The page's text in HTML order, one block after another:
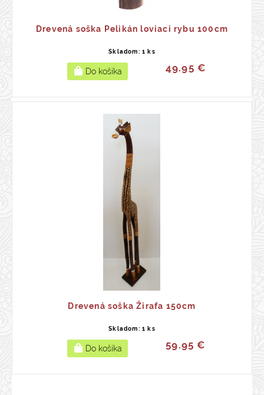
Drevená soška Pelikán loviaci rybu 100cm
Skladom: 1 ks
49.95 €
Drevená soška Žirafa 150cm
Skladom: 1 ks
59.95 €